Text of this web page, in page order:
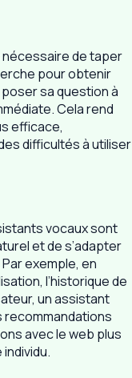
nécessaire de taper
pour obtenir
sa question à
Cela rend
efficace,
difficultés à utiliser
vocaux sont
et de s’adapter
exemple, en
l’historique de
un assistant
avec le web plus